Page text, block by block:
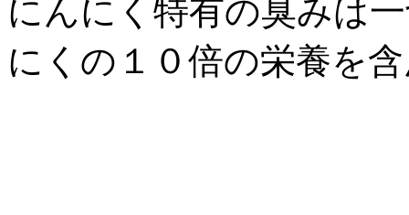
にんにく特有の臭みは
にくの１０倍の栄養を